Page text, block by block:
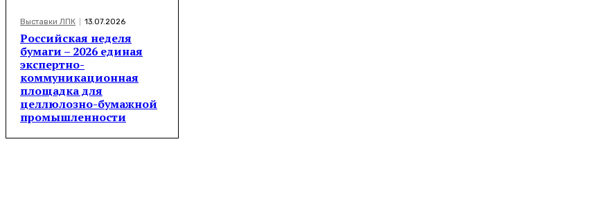
Выставки ЛПК 13.07.2026
Российская неделя
бумаги – 2026 единая
экспертно-
коммуникационная
площадка для
целлюлозно-бумажной
промышленности